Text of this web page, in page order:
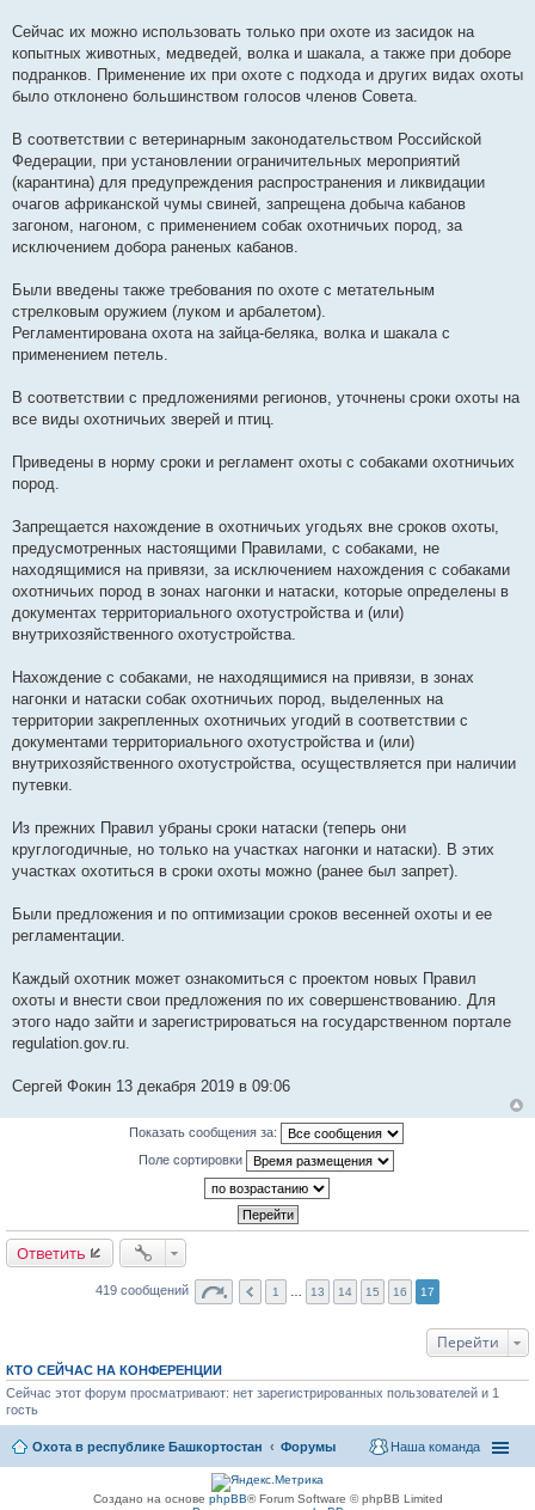
Сейчас их можно использовать только при охоте из засидок на
копытных животных, медведей, волка и шакала, а также при доборе
подранков. Применение их при охоте с подхода и других видах охоты
было отклонено большинством голосов членов Совета.
В соответствии с ветеринарным законодательством Российской
Федерации, при установлении ограничительных мероприятий
(карантина) для предупреждения распространения и ликвидации
очагов африканской чумы свиней, запрещена добыча кабанов
загоном, нагоном, с применением собак охотничьих пород, за
исключением добора раненых кабанов.
Были введены также требования по охоте с метательным
стрелковым оружием (луком и арбалетом).
Регламентирована охота на зайца-беляка, волка и шакала с
применением петель.
В соответствии с предложениями регионов, уточнены сроки охоты на
все виды охотничьих зверей и птиц.
Приведены в норму сроки и регламент охоты с собаками охотничьих
пород.
Запрещается нахождение в охотничьих угодьях вне сроков охоты,
предусмотренных настоящими Правилами, с собаками, не
находящимися на привязи, за исключением нахождения с собаками
охотничьих пород в зонах нагонки и натаски, которые определены в
документах территориального охотустройства и (или)
внутрихозяйственного охотустройства.
Нахождение с собаками, не находящимися на привязи, в зонах
нагонки и натаски собак охотничьих пород, выделенных на
территории закрепленных охотничьих угодий в соответствии с
документами территориального охотустройства и (или)
внутрихозяйственного охотустройства, осуществляется при наличии
путевки.
Из прежних Правил убраны сроки натаски (теперь они
круглогодичные, но только на участках нагонки и натаски). В этих
участках охотиться в сроки охоты можно (ранее был запрет).
Были предложения и по оптимизации сроков весенней охоты и ее
регламентации.
Каждый охотник может ознакомиться с проектом новых Правил
охоты и внести свои предложения по их совершенствованию. Для
этого надо зайти и зарегистрироваться на государственном портале
regulation.gov.ru.
Сергей Фокин 13 декабря 2019 в 09:06
Показать сообщения за:
Поле сортировки
Ответить
419 сообщений 1 … 13 14 15 16 17
Перейти
КТО СЕЙЧАС НА КОНФЕРЕНЦИИ
Сейчас этот форум просматривают: нет зарегистрированных пользователей и 1
гость
Охота в республике Башкортостан Форумы Наша команда
Создано на основе phpBB® Forum Software © phpBB Limited